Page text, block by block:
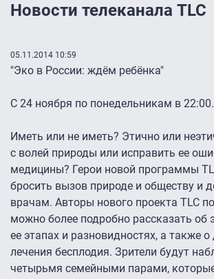
Новости телеканала TLC
05.11.2014 10:59
"Эко в России: ждём ребёнка"
С 24 ноября по понедельникам в 22:00.
Иметь или не иметь? Этично или
с волей природы или исправить ее
медицины? Герои новой программы
бросить вызов природе и обществу и
врачам. Авторы нового проекта TLC
можно более подробно рассказать об
ее этапах и разновидностях, а также
лечения бесплодия. Зрители будут
четырьмя семейными парами,